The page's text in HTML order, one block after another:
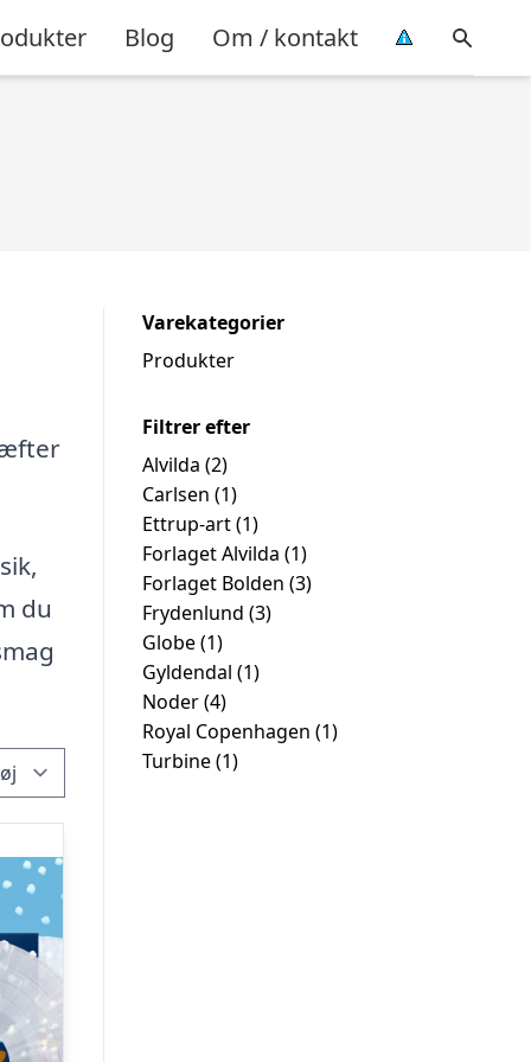
Blog Om / kontakt
du
Varekategorier
Produkter
Filtrer efter
Alvilda (2)
Carlsen (1)
Ettrup-art(1)
Forlaget Alvilda (1)
Forlaget Bolden (3)
Frydenlund (3)
Globe(1)
Gyldendal (1)
Noder(4)
Royal Copenhagen (1)
Turbine(1)